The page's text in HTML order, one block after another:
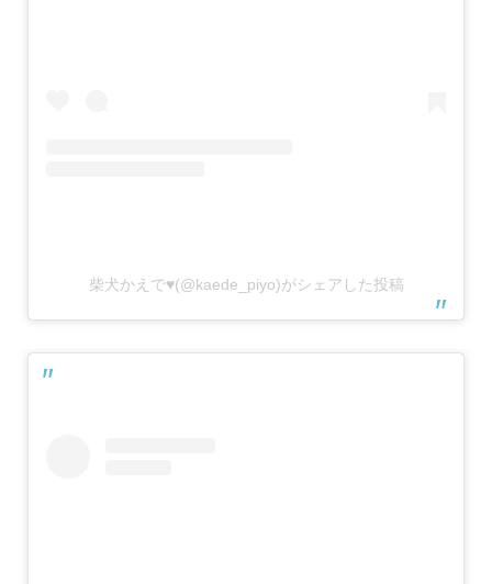
柴犬かえで♥(@kaede_piyo)がシェアした投稿